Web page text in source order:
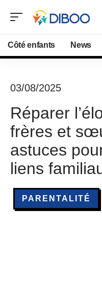
Côté enfants News
03/08/2025
Réparer
frères et
astuces
liens
PARENTALITÉ